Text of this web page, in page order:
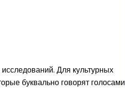
Для культурных
буквально говорят голосами